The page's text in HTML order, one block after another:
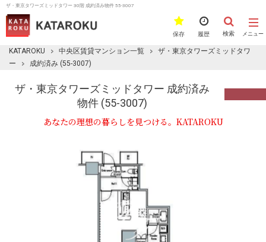
ザ・東京タワーズミッドタワー 30階 成約済み物件 55-3007
メニュー
検索
履歴
保存
KATAROKU 中央区賃貸マンション一覧
ザ・東京タワーズミッドタワ
ー
成約済み (55-3007)
ザ・東京タワーズミッドタワー 成約済み
物件 (55-3007)
あなたの理想の暮らしを見つける。KATAROKU